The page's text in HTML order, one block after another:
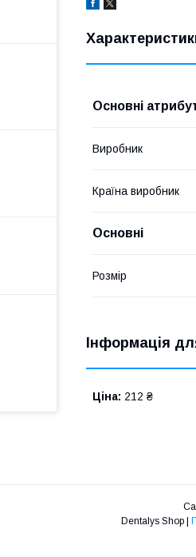
Основні
Виробник
Країна виробник
Основні
Розмір
Інформація
Ціна: 212 ₴